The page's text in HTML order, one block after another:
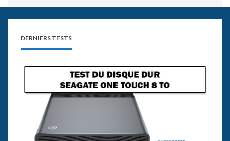
DERNIERS TESTS